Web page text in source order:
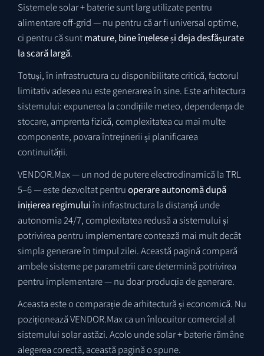
Sistemele solar + baterie sunt larg utilizate pentru
alimentare off-grid — nu pentru că ar fi universal optime,
ci pentru că suntmature, bine înțelese și deja desfășurate
la scară largă.
Totuși, în infrastructura cu disponibilitate critică, factorul
limitativ adesea nu este generarea în sine. Este arhitectura
sistemului: expunerea la condițiile meteo, dependența de
stocare, amprenta fizică, complexitatea cu mai multe
componente, povara întreținerii și planificarea
continuității.
VENDOR.Max — un nod de putere electrodinamică la TRL
5–6 — este dezvoltat pentruoperare autonomă după
inițierea regimuluiîn infrastructura la distanță unde
autonomia 24/7, complexitatea redusă a sistemului și
potrivirea pentru implementare contează mai mult decât
simpla generare în timpul zilei. Această pagină compară
ambele sisteme pe parametrii care determină potrivirea
pentru implementare — nu doar producția de generare.
Aceasta este o comparație de arhitectură și economică. Nu
poziționează VENDOR.Max ca un înlocuitor comercial al
sistemului solar astăzi. Acolo unde solar + baterie rămâne
alegerea corectă, această pagină o spune.